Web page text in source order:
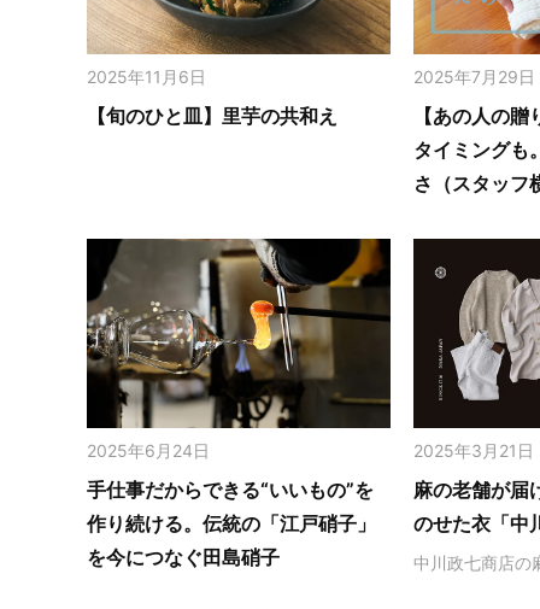
2025年11月6日
【旬のひと皿】里芋の共和え
2025年7月29日
【あの人の
タイミングも
さ（スタッフ
2025年6月24日
手仕事だからできる“いいもの”を
作り続ける。伝統の「江戸硝子」
を今につなぐ田島硝子
2025年3月21日
麻の老舗が届
のせた衣「中
中川政七商店の